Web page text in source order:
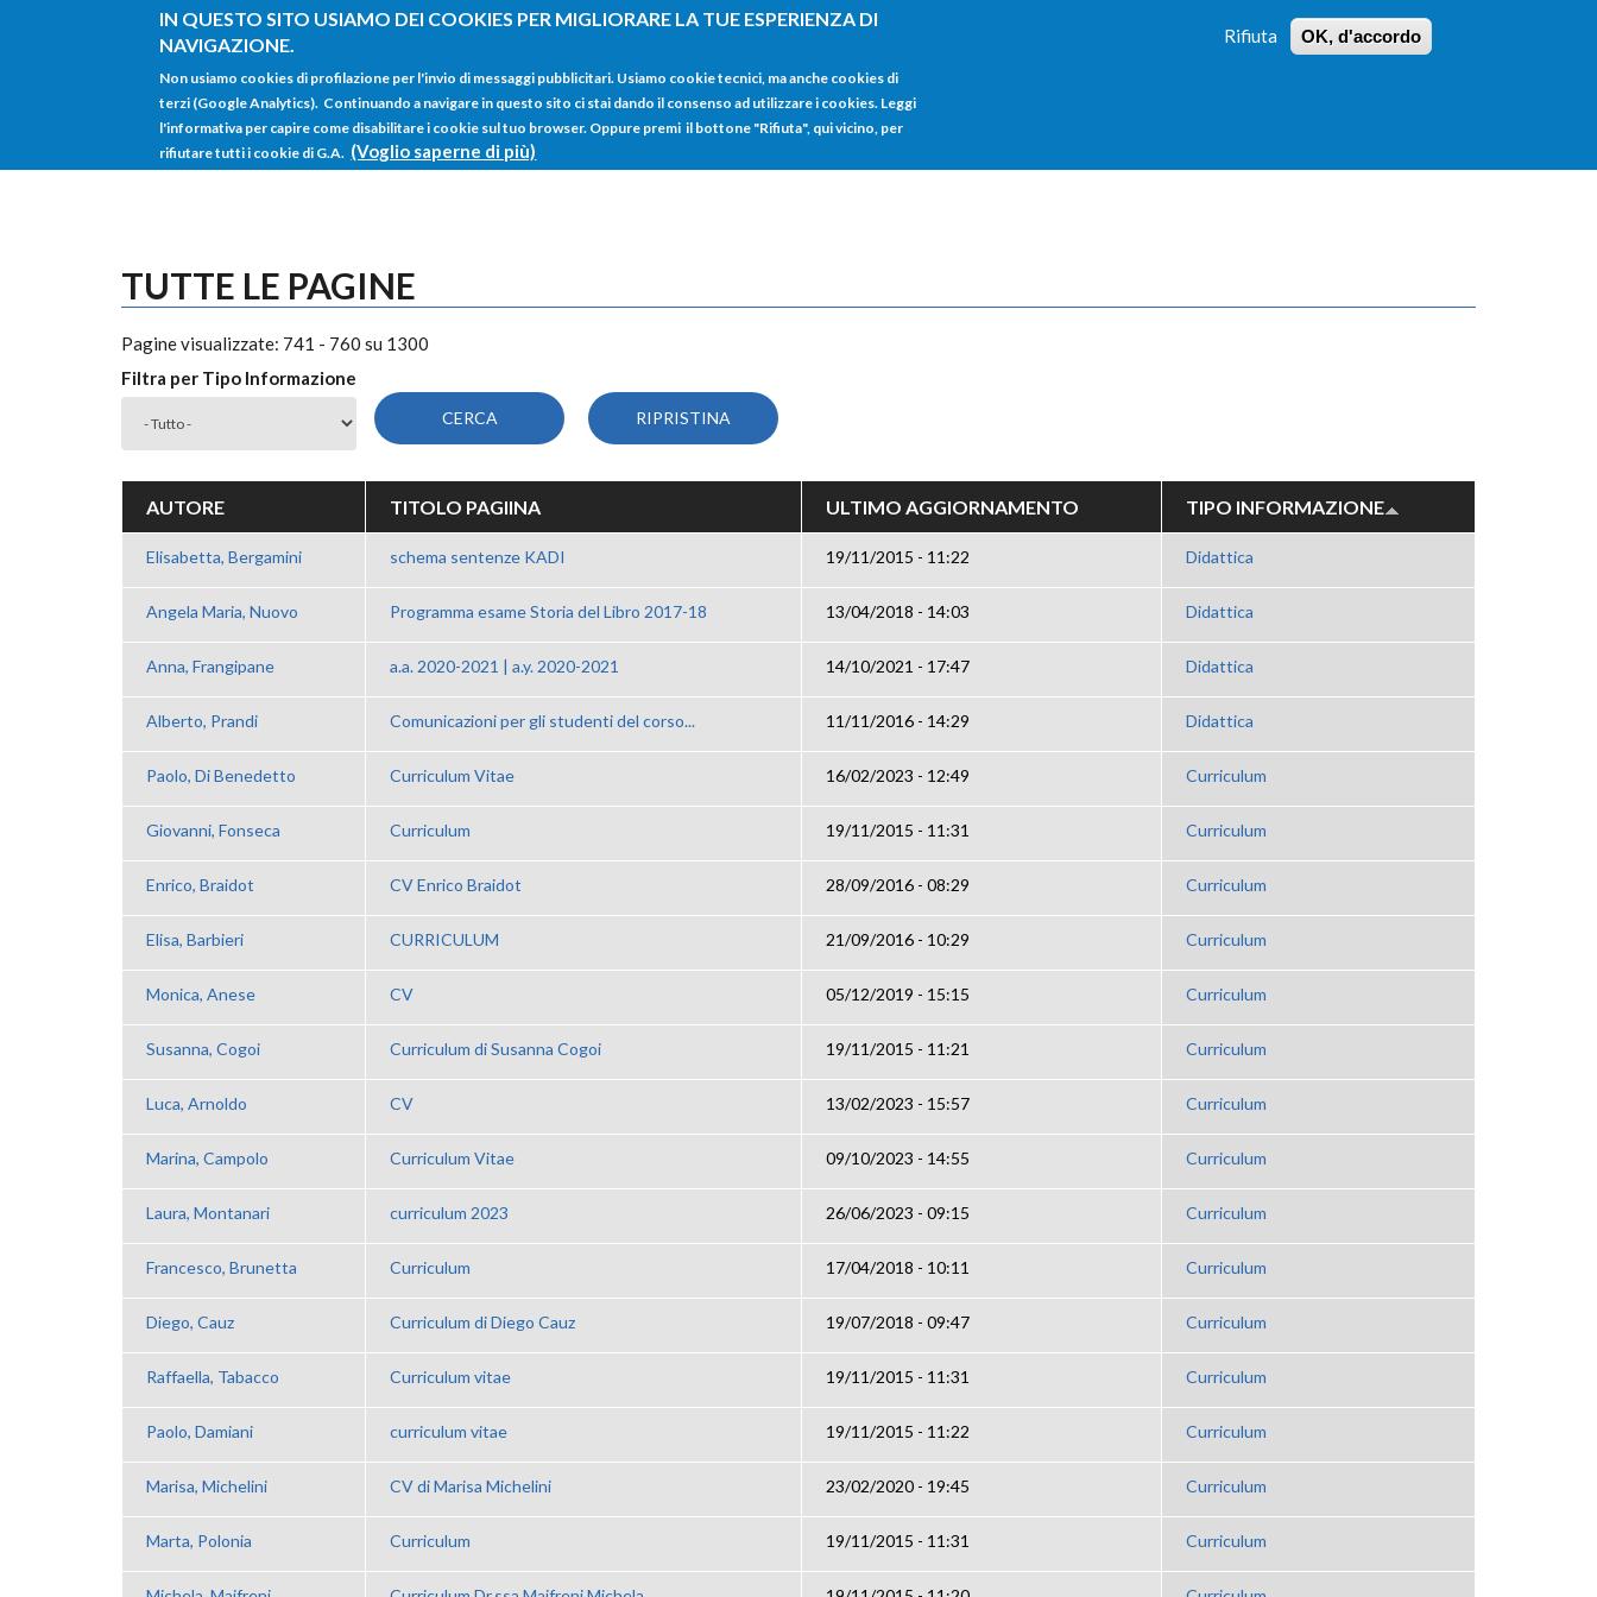
IN QUESTO SITO USIAMO DEI COOKIES PER MIGLIORARE LA TUE ESPERIENZA DI
NAVIGAZIONE.
Non usiamo cookies di profilazione per l'invio di messaggi pubblicitari. Usiamo cookie tecnici, ma anche cookies di
terzi (Google Analytics). Continuando a navigare in questo sito ci stai dando il consenso ad utilizzare i cookies. Leggi
l'informativa per capire come disabilitare i cookie sul tuo browser. Oppure premi il bottone "Rifiuta", qui vicino, per
rifiutare tutti i cookie di G.A. (Voglio saperne di più)
Rifiuta OK, d'accordo
Salta al contenuto principale
RICERCA
HOME
TUTTE LE PAGINE
Pagine visualizzate: 741 - 760 su 1300
Filtra per Tipo Informazione
AUTORE TITOLO PAGIINA ULTIMO AGGIORNAMENTO TIPO INFORMAZIONE
Elisabetta, Bergamini schema sentenze KADI 19/11/2015 - 11:22 Didattica
Angela Maria, Nuovo Programma esame Storia del Libro 2017-18 13/04/2018 - 14:03 Didattica
Anna, Frangipane a.a. 2020-2021 | a.y. 2020-2021 14/10/2021 - 17:47 Didattica
Alberto, Prandi Comunicazioni per gli studenti del corso... 11/11/2016 - 14:29 Didattica
Paolo, Di Benedetto Curriculum Vitae 16/02/2023 - 12:49 Curriculum
Giovanni, Fonseca Curriculum 19/11/2015 - 11:31 Curriculum
Enrico, Braidot CV Enrico Braidot 28/09/2016 - 08:29 Curriculum
Elisa, Barbieri CURRICULUM 21/09/2016 - 10:29 Curriculum
Monica, Anese CV 05/12/2019 - 15:15 Curriculum
Susanna, Cogoi Curriculum di Susanna Cogoi 19/11/2015 - 11:21 Curriculum
Luca, Arnoldo CV 13/02/2023 - 15:57 Curriculum
Marina, Campolo Curriculum Vitae 09/10/2023 - 14:55 Curriculum
Laura, Montanari curriculum 2023 26/06/2023 - 09:15 Curriculum
Francesco, Brunetta Curriculum 17/04/2018 - 10:11 Curriculum
Diego, Cauz Curriculum di Diego Cauz 19/07/2018 - 09:47 Curriculum
Raffaella, Tabacco Curriculum vitae 19/11/2015 - 11:31 Curriculum
Paolo, Damiani curriculum vitae 19/11/2015 - 11:22 Curriculum
Marisa, Michelini CV di Marisa Michelini 23/02/2020 - 19:45 Curriculum
Marta, Polonia Curriculum 19/11/2015 - 11:31 Curriculum